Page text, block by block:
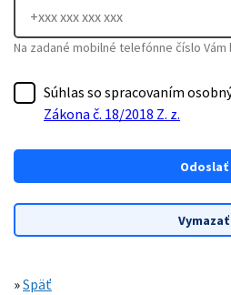
Na zadané mobilné telefónne číslo
Súhlas so spracovaním
Zákona č. 18/2018 Z. z.
»Späť